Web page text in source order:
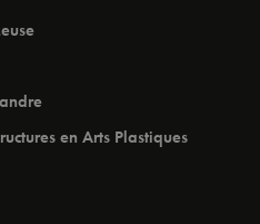
en Arts Plastiques